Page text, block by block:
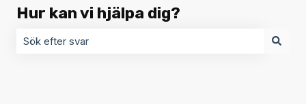
Hur kan vi hjälpa dig?